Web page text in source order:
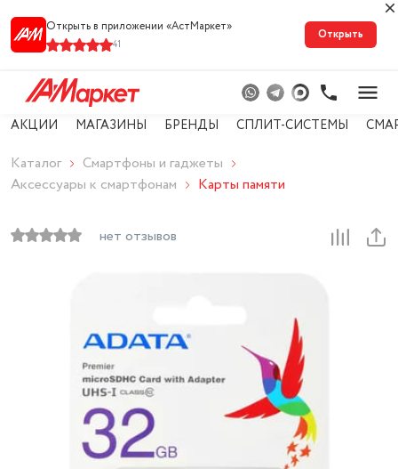
Открыть в приложении «АстМарке‪т‬»
41
Открыть
АКЦИИ МАГАЗИНЫ БРЕНДЫ СПЛИТ-СИСТЕМЫ
Каталог
Смартфоны и гаджеты
Аксессуары к смартфонам
Карты памяти
нет отзывов